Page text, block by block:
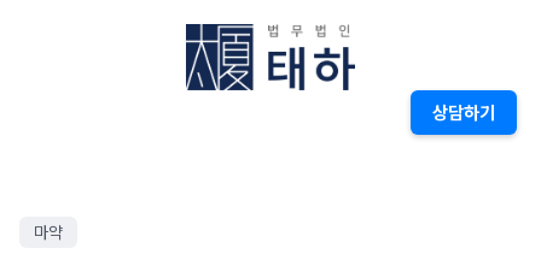
상담하기
마약